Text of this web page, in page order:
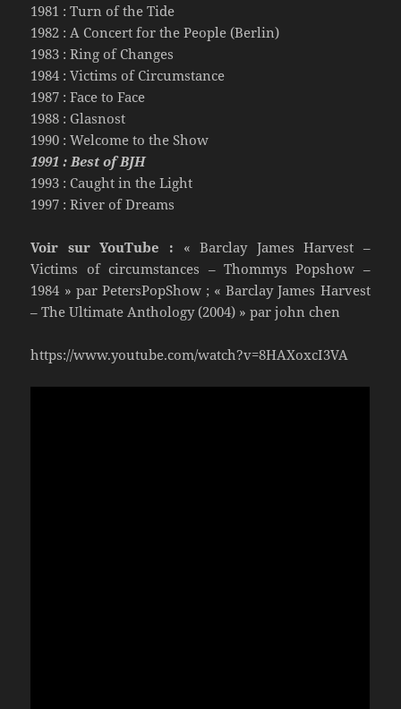
1981 : Turn of the Tide
1982 : A Concert for the People (Berlin)
1983 : Ring of Changes
1984 : Victims of Circumstance
1987 : Face to Face
1988 : Glasnost
1990 : Welcome to the Show
1991 : Best of BJH
1993 : Caught in the Light
1997 : River of Dreams
Voir sur YouTube : « Barclay James Harvest –
Victims of circumstances – Thommys Popshow –
1984 » par PetersPopShow ; « Barclay James Harvest
– The Ultimate Anthology (2004) » par john chen
https://www.youtube.com/watch?v=8HAXoxcI3VA